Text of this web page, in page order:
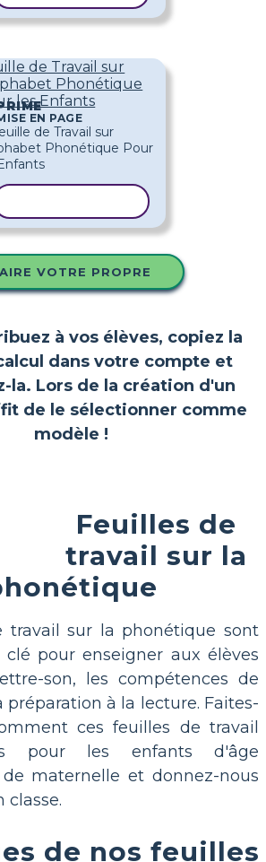
de Travail sur
Phonétique
les Enfants
EN PAGE
VOTRE PROPRE
à vos élèves, copiez la
dans votre compte et
la. Lors de la création d'un
de le sélectionner comme
modèle !
Feuilles de
travail sur la
travail sur la phonétique sont
clé pour enseigner aux élèves
son, les compétences de
préparation à la lecture. Faites-
ces feuilles de travail
pour les enfants d'âge
maternelle et donnez-nous
classe.
de nos feuilles